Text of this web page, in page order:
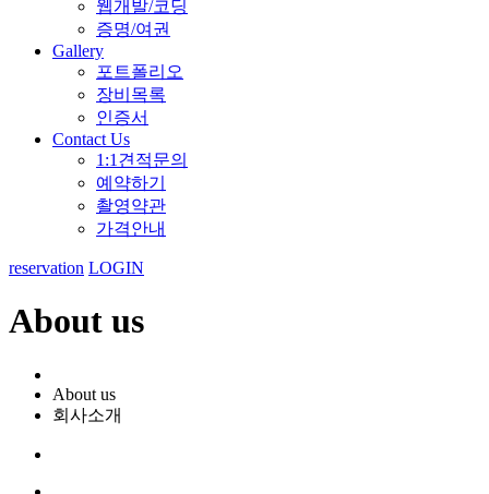
웹개발/코딩
증명/여권
Gallery
포트폴리오
장비목록
인증서
Contact Us
1:1견적문의
예약하기
촬영약관
가격안내
reservation LOGIN
About us
About us
회사소개